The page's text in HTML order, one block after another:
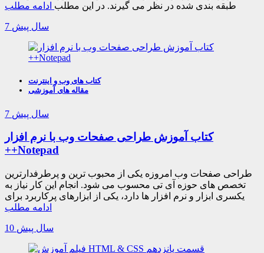
طبقه بندی شده در نظر می گیرند. در این مطلب ادامه مطلب
7 سال پیش
کتاب های وب و اینترنت
مقاله های آموزشی
7 سال پیش
کتاب آموزش طراحی صفحات وب با نرم افزار
++Notepad
طراحی صفحات وب امروزه یکی از محبوب ترین و پرطرفدارترین
تخصص های حوزه آی تی محسوب می شود. انجام این کار نیاز به
یکسری ابزار و نرم افزار ها دارد، یکی از ابزارهای پرکاربرد برای
ادامه مطلب
10 سال پیش